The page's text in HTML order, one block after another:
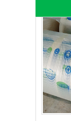
玉米淀粉